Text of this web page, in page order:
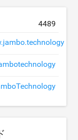
4489